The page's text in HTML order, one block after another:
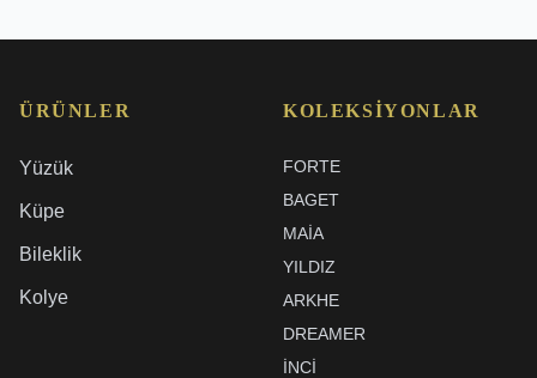
ÜRÜNLER
Yüzük
Küpe
Bileklik
Kolye
KOLEKSIYONLAR
FORTE
BAGET
MAIA
YILDIZ
ARKHE
DREAMER
İNCI